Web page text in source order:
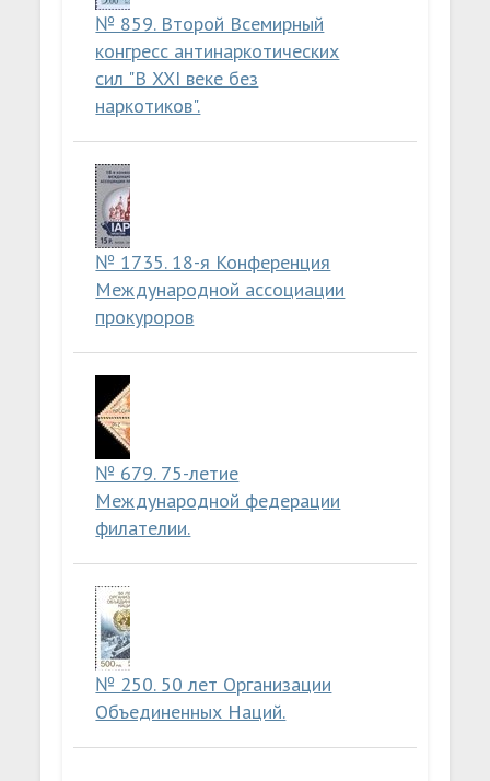
№ 859. Второй Всемирный
конгресс антинаркотических
сил "В XXI веке без
наркотиков".
№ 1735. 18-я Конференция
Международной ассоциации
прокуроров
№ 679. 75-летие
Международной федерации
филателии.
№ 250. 50 лет Организации
Объединенных Наций.